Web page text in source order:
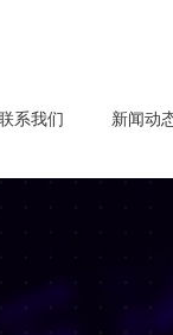
系我们 新闻动